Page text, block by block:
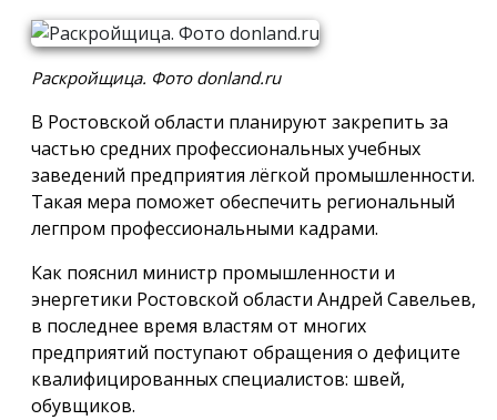
Раскройщица. Фото donland.ru
В Ростовской области планируют закрепить за
частью средних профессиональных учебных
заведений предприятия лёгкой промышленности.
Такая мера поможет обеспечить региональный
легпром профессиональными кадрами.
Как пояснил министр промышленности и
энергетики Ростовской области Андрей Савельев,
в последнее время властям от многих
предприятий поступают обращения о дефиците
квалифицированных специалистов: швей,
обувщиков.